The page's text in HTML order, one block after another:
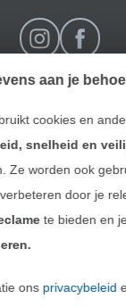
Nederlands
Wissel
aan je
cookies en
snelheid en
Ze worden ook
door je
te bieden en je
ons privacybeleid